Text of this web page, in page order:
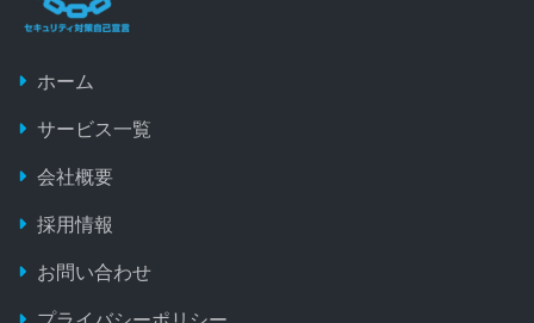
ホーム
サービス一覧
会社概要
採用情報
お問い合わせ